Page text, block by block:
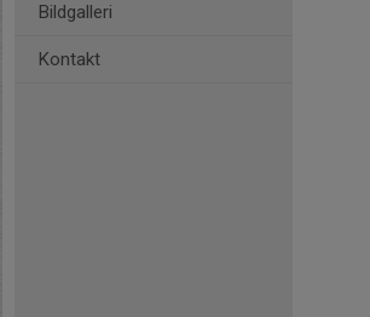
Bildgalleri
Kontakt